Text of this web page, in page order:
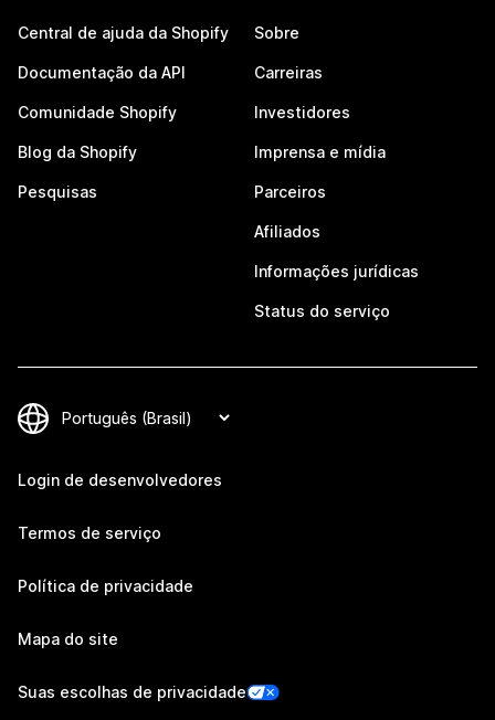
Central de ajuda da Shopify
Documentação da API
Comunidade Shopify
Blog da Shopify
Pesquisas
Sobre
Carreiras
Investidores
Imprensa e mídia
Parceiros
Afiliados
Informações jurídicas
Status do serviço
Login de desenvolvedores
Termos de serviço
Política de privacidade
Mapa do site
Suas escolhas de privacidade